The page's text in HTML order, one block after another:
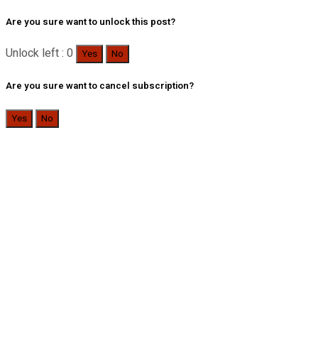
Are you sure want to unlock this post?
Unlock left : 0 Yes No
Are you sure want to cancel subscription?
Yes No